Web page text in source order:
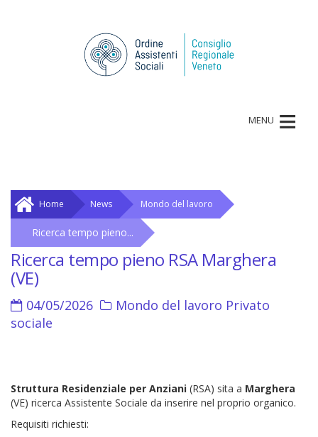
MENU ≡
Home News Mondo del lavoro
Ricerca tempo pieno...
Ricerca tempo pieno RSA Marghera
(VE)
04/05/2026 Mondo del lavoro Privato
sociale
Struttura Residenziale per Anziani (RSA) sita a Marghera
(VE) ricerca Assistente Sociale da inserire nel proprio organico.
Requisiti richiesti: